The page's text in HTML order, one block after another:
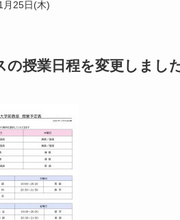
月25日(木)
の授業日程を変更しまし